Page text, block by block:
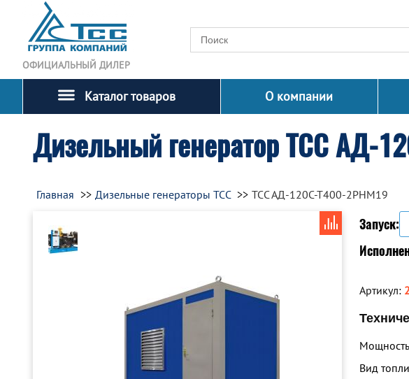
ОФИЦИАЛЬНЫЙ ДИЛЕР
Каталог товаров О компании
Дизельный генератор ТСС АД-
Главная Дизельные генераторы ТСС ТСС АД-120С-Т400-2РНМ19
Запуск:
Артикул:
Вид